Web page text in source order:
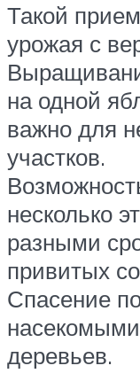
Такой
урожая с
на одной
важно для
участков.
несколько
разными
привитых
Спасение
деревьев.